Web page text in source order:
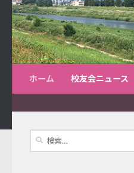
ホーム 校友会ニュース